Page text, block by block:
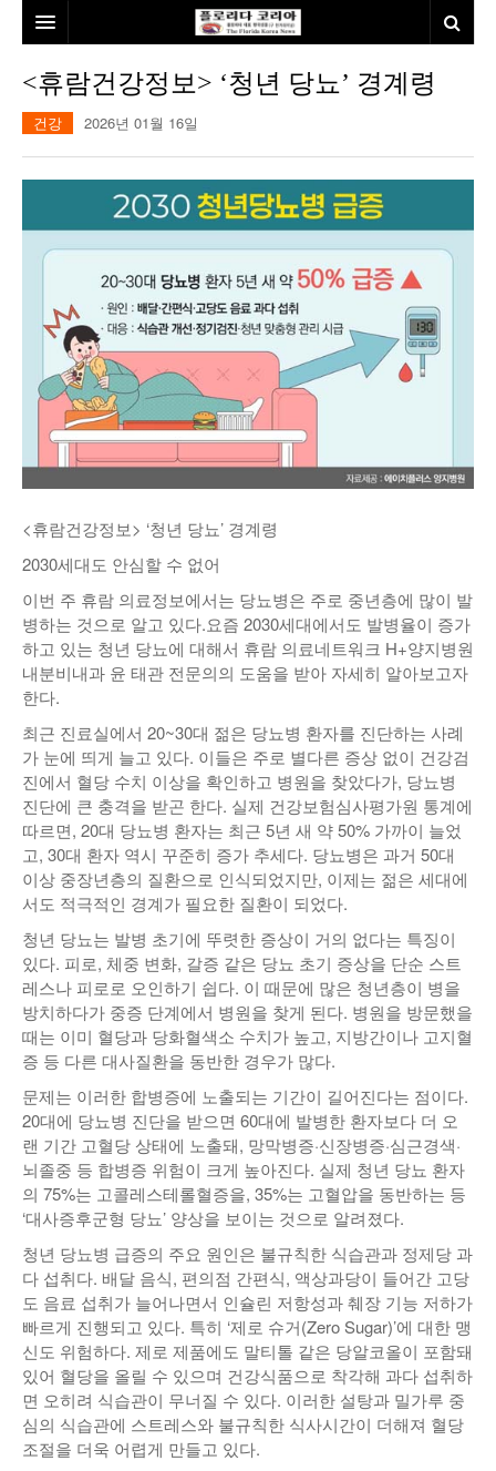
본사소개
뉴스
미국
발행인칼럼
이명덕칼럼
김선옥칼럼
김원동칼럼
건강
100인선/독자광장
100인선
독자광장
여행
인근여행지
낚시/비치
골프
인터뷰/탐방
<휴람건강정보> ‘청년 당뇨’ 경계령
건강 2026년 01월 16일
<휴람건강정보> ‘청년 당뇨’ 경계령
2030세대도 안심할 수 없어
이번 주 휴람 의료정보에서는 당뇨병은 주로 중년층에 많이 발
병하는 것으로 알고 있다.요즘 2030세대에서도 발병율이 증가
하고 있는 청년 당뇨에 대해서 휴람 의료네트워크 H+양지병원
내분비내과 윤 태관 전문의의 도움을 받아 자세히 알아보고자
한다.
최근 진료실에서 20~30대 젊은 당뇨병 환자를 진단하는 사례
가 눈에 띄게 늘고 있다. 이들은 주로 별다른 증상 없이 건강검
진에서 혈당 수치 이상을 확인하고 병원을 찾았다가, 당뇨병
진단에 큰 충격을 받곤 한다. 실제 건강보험심사평가원 통계에
따르면, 20대 당뇨병 환자는 최근 5년 새 약 50% 가까이 늘었
고, 30대 환자 역시 꾸준히 증가 추세다. 당뇨병은 과거 50대
이상 중장년층의 질환으로 인식되었지만, 이제는 젊은 세대에
서도 적극적인 경계가 필요한 질환이 되었다.
청년 당뇨는 발병 초기에 뚜렷한 증상이 거의 없다는 특징이
있다. 피로, 체중 변화, 갈증 같은 당뇨 초기 증상을 단순 스트
레스나 피로로 오인하기 쉽다. 이 때문에 많은 청년층이 병을
방치하다가 중증 단계에서 병원을 찾게 된다. 병원을 방문했을
때는 이미 혈당과 당화혈색소 수치가 높고, 지방간이나 고지혈
증 등 다른 대사질환을 동반한 경우가 많다.
문제는 이러한 합병증에 노출되는 기간이 길어진다는 점이다.
20대에 당뇨병 진단을 받으면 60대에 발병한 환자보다 더 오
랜 기간 고혈당 상태에 노출돼, 망막병증·신장병증·심근경색·
뇌졸중 등 합병증 위험이 크게 높아진다. 실제 청년 당뇨 환자
의 75%는 고콜레스테롤혈증을, 35%는 고혈압을 동반하는 등
‘대사증후군형 당뇨’ 양상을 보이는 것으로 알려졌다.
청년 당뇨병 급증의 주요 원인은 불규칙한 식습관과 정제당 과
다 섭취다. 배달 음식, 편의점 간편식, 액상과당이 들어간 고당
도 음료 섭취가 늘어나면서 인슐린 저항성과 췌장 기능 저하가
빠르게 진행되고 있다. 특히 ‘제로 슈거(Zero Sugar)’에 대한 맹
신도 위험하다. 제로 제품에도 말티톨 같은 당알코올이 포함돼
있어 혈당을 올릴 수 있으며 건강식품으로 착각해 과다 섭취하
면 오히려 식습관이 무너질 수 있다. 이러한 설탕과 밀가루 중
심의 식습관에 스트레스와 불규칙한 식사시간이 더해져 혈당
조절을 더욱 어렵게 만들고 있다.